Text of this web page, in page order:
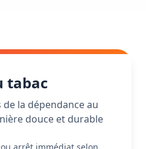
tabac
de la dépendance au
douce et durable